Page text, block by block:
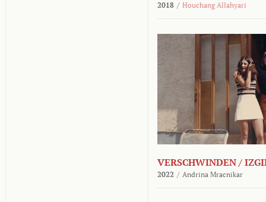
2018 / Houchang Allahyari
VERSCHWINDEN /
2022 / Andrina Mracnikar